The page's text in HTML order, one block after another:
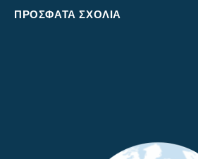
ΠΡΌΣΦΑΤΑ ΣΧΌΛΙΑ